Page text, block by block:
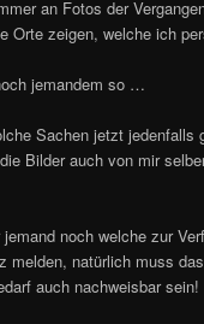
an Fotos der
Orte zeigen, welche ich
jemandem so …
Sachen jetzt jedenfalls
Bilder auch von mir
noch welche zur
melden, natürlich muss
auch nachweisbar sein!